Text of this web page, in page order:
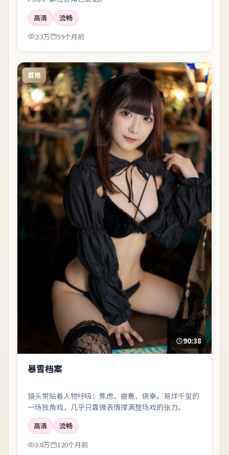
高清
流畅
2.3万
59个月前
首推
90:38
暴雪档案
镜头常贴着人物呼吸：焦虑、疲惫、侥幸。易烊千玺的
一场独角戏，几乎只靠微表情撑满整场戏的张力。
高清
流畅
3.8万
120个月前